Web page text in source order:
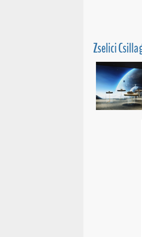
Zselici